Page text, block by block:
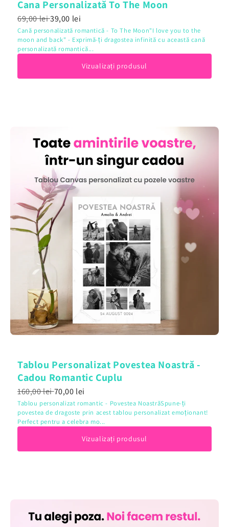
Cana Personalizată To The Moon
69,00 lei39,00 lei
Cană personalizată romantică - To The Moon"I love you to the
moon and back" - Exprimă-ți dragostea infinită cu această cană
personalizată romantică...
Vizualizați produsul
Tablou Personalizat Povestea Noastră -
Cadou Romantic Cuplu
160,00 lei70,00 lei
Tablou personalizat romantic - Povestea NoastrăSpune-ți
povestea de dragoste prin acest tablou personalizat emoționant!
Perfect pentru a celebra mo...
Vizualizați produsul